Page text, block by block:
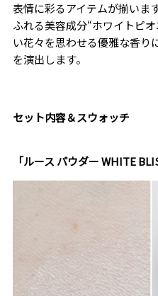
表情に彩るアイテムが揃いま
ふれる美容成分“ホワイトピ
い花々を思わせる優雅な香り
を演出します。
セット内容＆スウォッチ
「ルース パウダー WHITE